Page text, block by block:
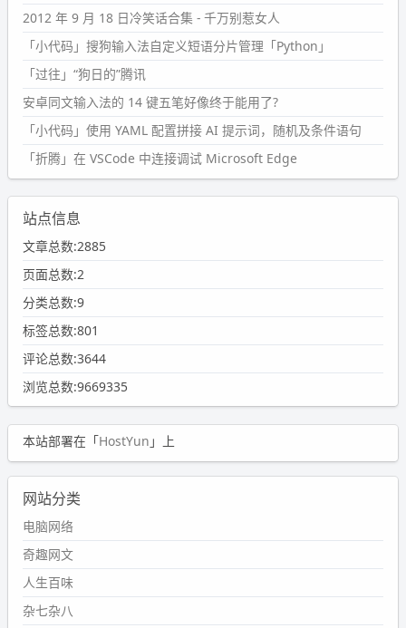
2012 年 9 月 18 日冷笑话合集 - 千万别惹女人
「小代码」搜狗输入法自定义短语分片管理「Python」
「过往」“狗日的”腾讯
安卓同文输入法的 14 键五笔好像终于能用了?
「小代码」使用 YAML 配置拼接 AI 提示词，随机及条件语句
「折腾」在 VSCode 中连接调试 Microsoft Edge
站点信息
文章总数:2885
页面总数:2
分类总数:9
标签总数:801
评论总数:3644
浏览总数:9669335
本站部署在「HostYun 」上
网站分类
电脑网络
奇趣网文
人生百味
杂七杂八